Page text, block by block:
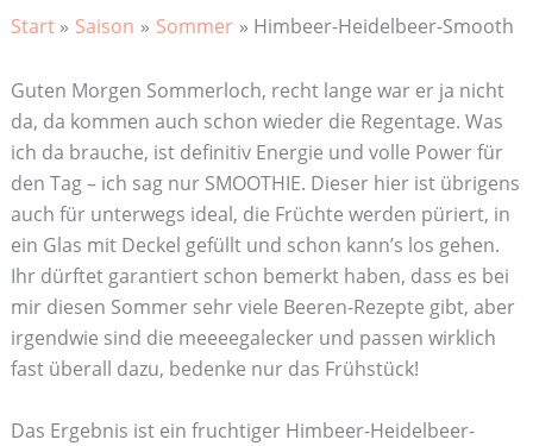
Start Saison Sommer Himbeer-Heidelbeer-Smooth
Guten Morgen Sommerloch, recht lange war er ja nicht
da, da kommen auch schon wieder die Regentage. Was
ich da brauche, ist definitiv Energie und volle Power für
den Tag – ich sag nur SMOOTHIE. Dieser hier ist übrigens
auch für unterwegs ideal, die Früchte werden püriert, in
ein Glas mit Deckel gefüllt und schon kann’s los gehen.
Ihr dürftet garantiert schon bemerkt haben, dass es bei
mir diesen Sommer sehr viele Beeren-Rezepte gibt, aber
irgendwie sind die meeeegalecker und passen wirklich
fast überall dazu, bedenke nur das Frühstück!
Das Ergebnis ist ein fruchtiger Himbeer-Heidelbeer-